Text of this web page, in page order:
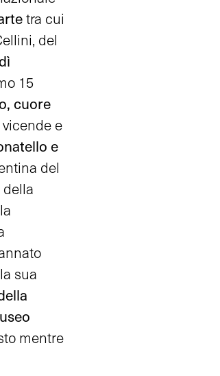
tra cui
del
15
cuore
e
e
del
sua
mentre